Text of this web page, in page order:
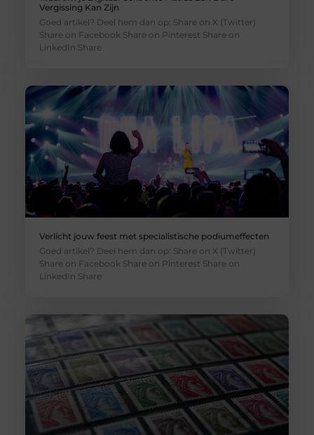
Vergissing Kan Zijn
Goed artikel? Deel hem dan op: Share on X (Twitter)
Share on Facebook Share on Pinterest Share on
LinkedIn Share
Verlicht jouw feest met specialistische podiumeffecten
Goed artikel? Deel hem dan op: Share on X (Twitter)
Share on Facebook Share on Pinterest Share on
LinkedIn Share